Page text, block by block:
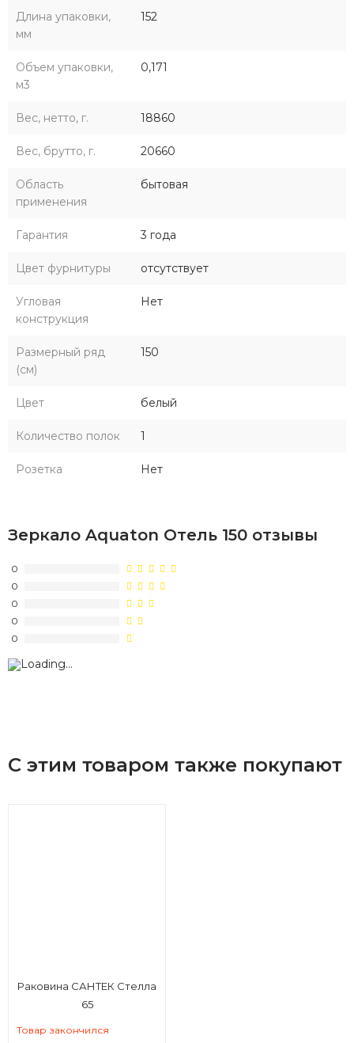
Длина упаковки,
мм
152
Объем упаковки,
м3
0,171
Вес, нетто, г. 18860
Вес, брутто, г. 20660
Область
применения
бытовая
Гарантия 3 года
Цвет фурнитуры отсутствует
Угловая
конструкция
Нет
Размерный ряд
(см)
150
Цвет белый
Количество полок 1
Розетка Нет
Зеркало Aquaton Отель 150 отзывы
0
0
0
0
0
С этим товаром также покупают
Раковина САНТЕК Стелла
65
Товар закончился